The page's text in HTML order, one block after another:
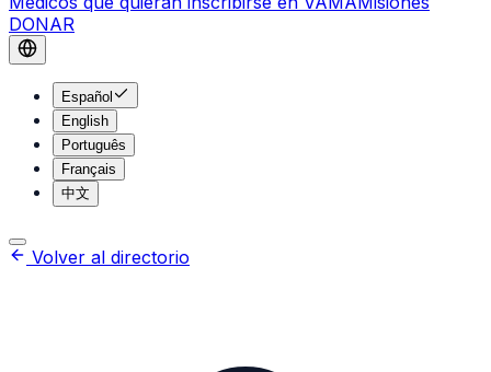
DONAR
Español
English
Português
Français
中文
Volver al directorio